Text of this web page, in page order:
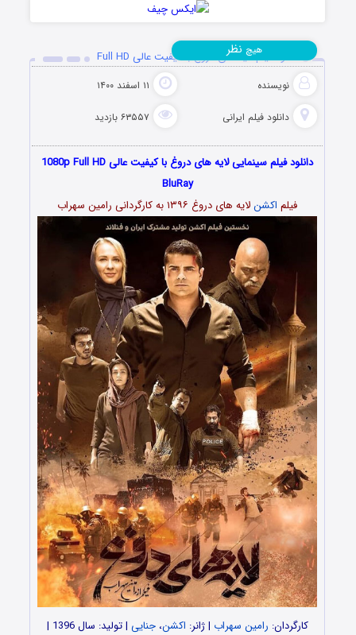
دانلود فیلم لایه های دروغ با کیفیت عالی Full HD
نویسنده ۱۱ اسفند ۱۴۰۰
دانلود فیلم‌ ایرانی ۶۳۵۵۷ بازدید
هیچ نظر
دانلود فیلم سینمایی لایه های دروغ با کیفیت عالی 1080p Full HD
BluRay
فیلم اکشنلایه های دروغ ۱۳۹۶ به کارگردانی رامین سهراب
کارگردان: رامین سهراب | ژانر: اکشن،جنایی
| تولید: سال 1396 |